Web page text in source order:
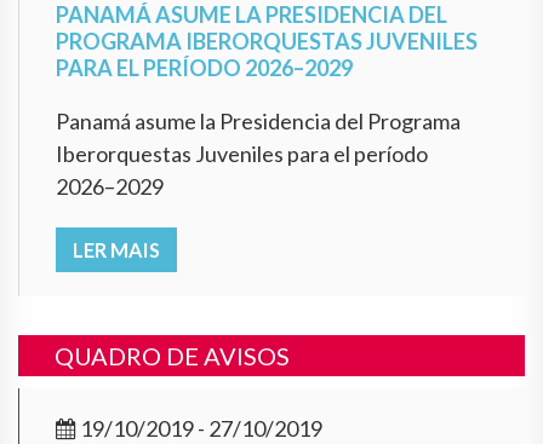
PANAMÁ ASUME LA PRESIDENCIA DEL
PROGRAMA IBERORQUESTAS JUVENILES
PARA EL PERÍODO 2026–2029
Panamá asume la Presidencia del Programa
Iberorquestas Juveniles para el período
2026–2029
LER MAIS
QUADRO DE AVISOS
19/10/2019 - 27/10/2019